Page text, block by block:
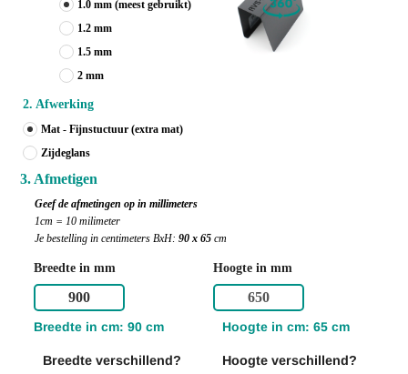
1.0 mm (meest gebruikt)
1.2 mm
1.5 mm
2 mm
2. Afwerking
Mat - Fijnstuctuur (extra mat)
Zijdeglans
3. Afmetigen
Geef de afmetingen op in millimeters
1cm = 10 milimeter
Je bestelling in centimeters BxH: 90 x 65 cm
Breedte in mm
Breedte in cm: 90 cm
Breedte verschillend?
Hoogte in mm
Hoogte in cm: 65 cm
Hoogte verschillend?